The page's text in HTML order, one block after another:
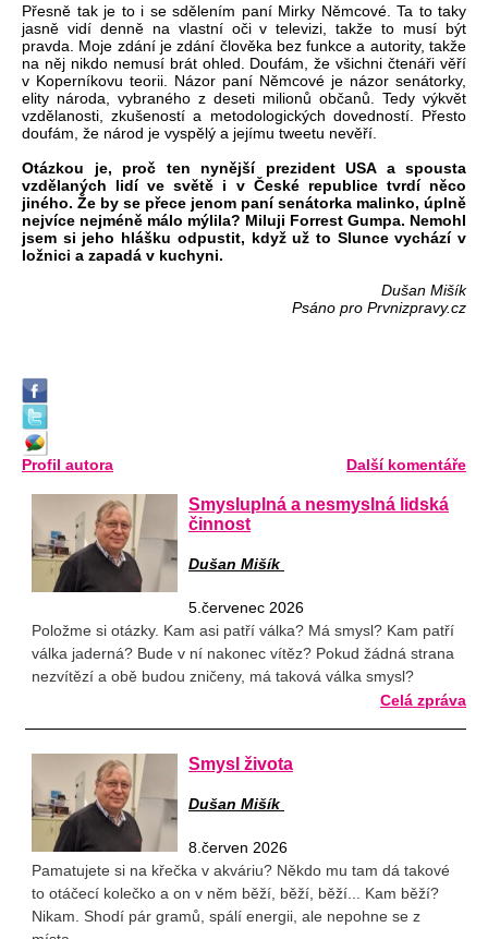
Přesně tak je to i se sdělením paní Mirky Němcové. Ta to taky
jasně vidí denně na vlastní oči v televizi, takže to musí být
pravda. Moje zdání je zdání člověka bez funkce a autority, takže
na něj nikdo nemusí brát ohled. Doufám, že všichni čtenáři věří
v Koperníkovu teorii. Názor paní Němcové je názor senátorky,
elity národa, vybraného z deseti milionů občanů. Tedy výkvět
vzdělanosti, zkušeností a metodologických dovedností. Přesto
doufám, že národ je vyspělý a jejímu tweetu nevěří.
Otázkou je, proč ten nynější prezident USA a spousta
vzdělaných lidí ve světě i v České republice tvrdí něco
jiného. Že by se přece jenom paní senátorka malinko, úplně
nejvíce nejméně málo mýlila? Miluji Forrest Gumpa. Nemohl
jsem si jeho hlášku odpustit, když už to Slunce vychází v
ložnici a zapadá v kuchyni.
Dušan Mišík
Psáno pro Prvnizpravy.cz
Profil autora Další komentáře
Smysluplná a nesmyslná lidská
činnost
Dušan Mišík
5.červenec 2026
Položme si otázky. Kam asi patří válka? Má smysl? Kam patří
válka jaderná? Bude v ní nakonec vítěz? Pokud žádná strana
nezvítězí a obě budou zničeny, má taková válka smysl?
Celá zpráva
Smysl života
Dušan Mišík
8.červen 2026
Pamatujete si na křečka v akváriu? Někdo mu tam dá takové
to otáčecí kolečko a on v něm běží, běží, běží... Kam běží?
Nikam. Shodí pár gramů, spálí energii, ale nepohne se z